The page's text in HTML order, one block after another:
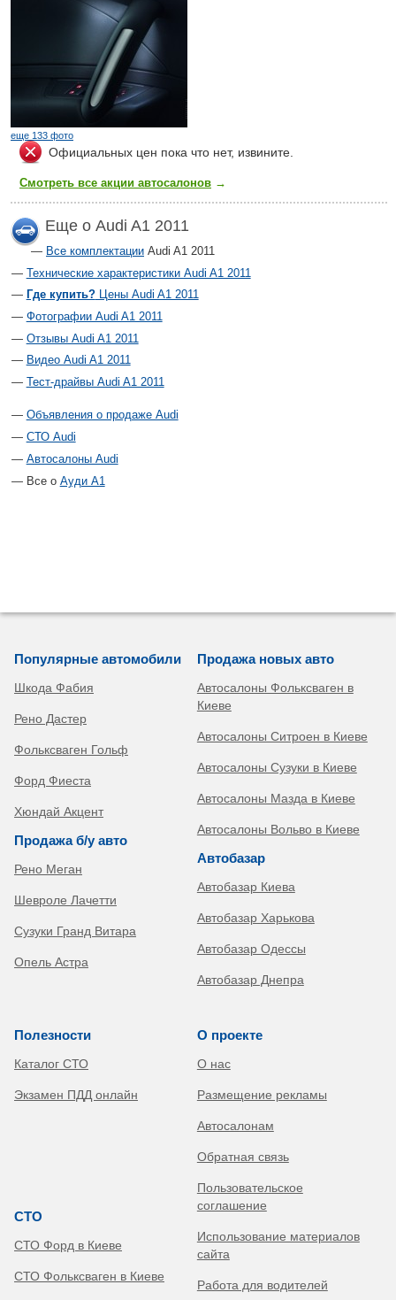
еще 133 фото
Официальных цен пока что нет, извините.
Смотреть все акции автосалонов →
Еще о Audi A1 2011
Все комплектации Audi A1 2011
Технические характеристики Audi A1 2011
Где купить?Цены Audi A1 2011
Фотографии Audi A1 2011
Отзывы Audi A1 2011
Видео Audi A1 2011
Тест-драйвы Audi A1 2011
Объявления о продаже Audi
СТО Audi
Автосалоны Audi
Все о Ауди А1
Популярные автомобили
Шкода Фабия
Рено Дастер
Фольксваген Гольф
Форд Фиеста
Хюндай Акцент
Продажа б/у авто
Рено Меган
Шевроле Лачетти
Сузуки Гранд Витара
Опель Астра
Продажа новых авто
Автосалоны Фольксваген в
Киеве
Автосалоны Ситроен в Киеве
Автосалоны Сузуки в Киеве
Автосалоны Мазда в Киеве
Автосалоны Вольво в Киеве
Автобазар
Автобазар Киева
Автобазар Харькова
Автобазар Одессы
Автобазар Днепра
Полезности
Каталог СТО
Экзамен ПДД онлайн
СТО
СТО Форд в Киеве
СТО Фольксваген в Киеве
О проекте
О нас
Размещение рекламы
Автосалонам
Обратная связь
Пользовательское
соглашение
Использование материалов
сайта
Работа для водителей